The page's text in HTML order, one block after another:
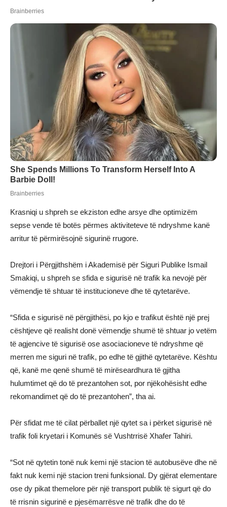
Krasniqi u shpreh se ekziston edhe arsye dhe optimizëm
sepse vende të botës përmes aktiviteteve të ndryshme kanë
arritur të përmirësojnë sigurinë rrugore.
Drejtori i Përgjithshëm i Akademisë për Siguri Publike Ismail
Smakiqi, u shpreh se sfida e sigurisë në trafik ka nevojë për
vëmendje të shtuar të institucioneve dhe të qytetarëve.
“Sfida e sigurisë në përgjithësi, po kjo e trafikut është një prej
cështjeve që realisht donë vëmendje shumë të shtuar jo vetëm
të agjencive të sigurisë ose asociacioneve të ndryshme që
merren me siguri në trafik, po edhe të gjithë qytetarëve. Kështu
që, kanë me qenë shumë të mirëseardhura të gjitha
hulumtimet që do të prezantohen sot, por njëkohësisht edhe
rekomandimet që do të prezantohen”, tha ai.
Për sfidat me të cilat përballet një qytet sa i përket sigurisë në
trafik foli kryetari i Komunës së Vushtrrisë Xhafer Tahiri.
“Sot në qytetin tonë nuk kemi një stacion të autobusëve dhe në
fakt nuk kemi një stacion treni funksional. Dy gjërat elementare
ose dy pikat themelore për një transport publik të sigurt që do
të rrisnin sigurinë e pjesëmarrësve në trafik dhe do të